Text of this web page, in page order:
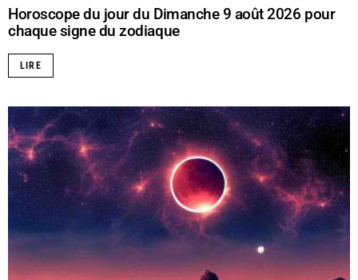
Horoscope du jour du Dimanche 9 août 2026 pour
chaque signe du zodiaque
LIRE